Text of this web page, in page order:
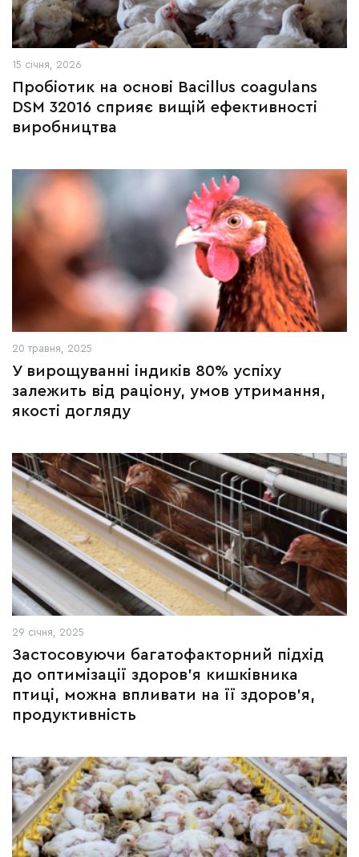
15 січня, 2026
Пробіотик на основі Bacillus coagulans
DSM 32016 сприяє вищій ефективності
виробництва
20 травня, 2025
У вирощуванні індиків 80% успіху
залежить від раціону, умов утримання,
якості догляду
29 січня, 2025
Застосовуючи багатофакторний підхід
до оптимізації здоров’я кишківника
птиці, можна впливати на її здоров’я,
продуктивність